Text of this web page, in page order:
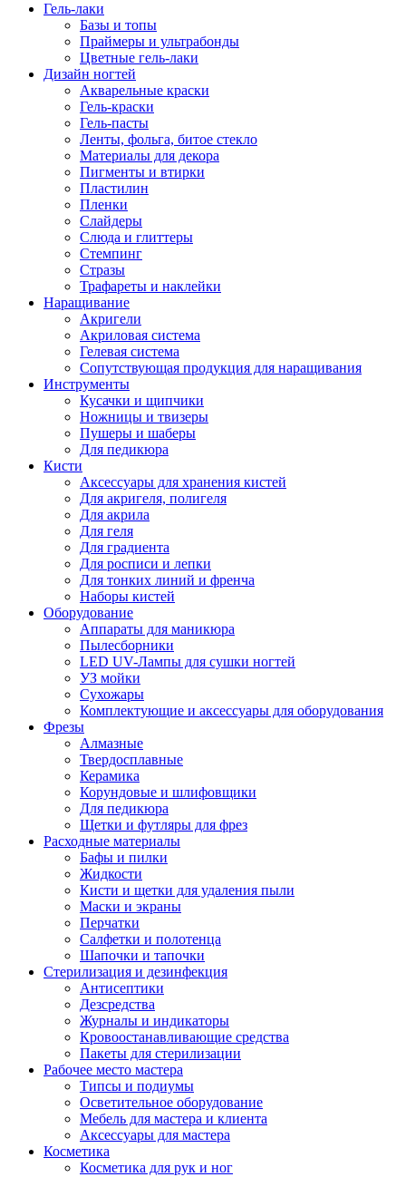
Гель-лаки
Базы и топы
Праймеры и ультрабонды
Цветные гель-лаки
Дизайн ногтей
Акварельные краски
Гель-краски
Гель-пасты
Ленты, фольга, битое стекло
Материалы для декора
Пигменты и втирки
Пластилин
Пленки
Слайдеры
Слюда и глиттеры
Стемпинг
Стразы
Трафареты и наклейки
Наращивание
Акригели
Акриловая система
Гелевая система
Сопутствующая продукция для наращивания
Инструменты
Кусачки и щипчики
Ножницы и твизеры
Пушеры и шаберы
Для педикюра
Кисти
Аксессуары для хранения кистей
Для акригеля, полигеля
Для акрила
Для геля
Для градиента
Для росписи и лепки
Для тонких линий и френча
Наборы кистей
Оборудование
Аппараты для маникюра
Пылесборники
LED UV-Лампы для сушки ногтей
УЗ мойки
Сухожары
Комплектующие и аксессуары для оборудования
Фрезы
Алмазные
Твердосплавные
Керамика
Корундовые и шлифовщики
Для педикюра
Щетки и футляры для фрез
Расходные материалы
Бафы и пилки
Жидкости
Кисти и щетки для удаления пыли
Маски и экраны
Перчатки
Салфетки и полотенца
Шапочки и тапочки
Стерилизация и дезинфекция
Антисептики
Дезсредства
Журналы и индикаторы
Кровоостанавливающие средства
Пакеты для стерилизации
Рабочее место мастера
Типсы и подиумы
Осветительное оборудование
Мебель для мастера и клиента
Аксессуары для мастера
Косметика
Косметика для рук и ног